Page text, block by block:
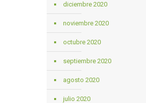
diciembre 2020
noviembre 2020
octubre 2020
septiembre 2020
agosto 2020
julio 2020